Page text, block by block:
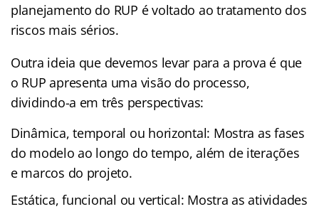
planejamento do RUP é voltado ao tratamento dos
riscos mais sérios.
Outra ideia que devemos levar para a prova é que
o RUP apresenta uma visão do processo,
dividindo-a em três perspectivas:
Dinâmica, temporal ou horizontal: Mostra as fases
do modelo ao longo do tempo, além de iterações
e marcos do projeto.
Estática, funcional ou vertical: Mostra as atividades